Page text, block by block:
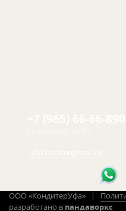
ООО «КондитерУфа» |
разработано в пандаворкс